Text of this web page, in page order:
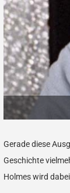
Gerade diese
Geschichte
Holmes wird